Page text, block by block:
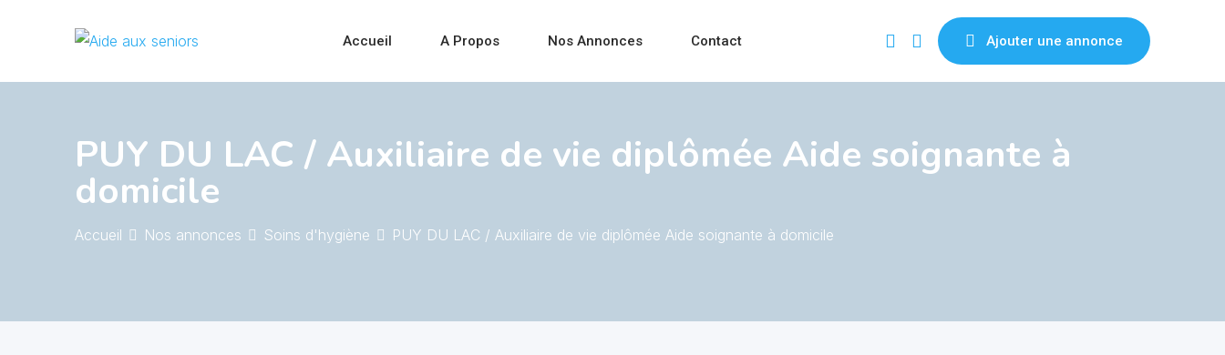
Accueil A Propos Nos Annonces Contact Ajouter une annonce
PUY DU LAC / Auxiliaire de vie diplômée Aide soignante à
domicile
Accueil Nos annonces Soins d'hygiène PUY DU LAC / Auxiliaire de vie diplômée Aide soignante à domicile